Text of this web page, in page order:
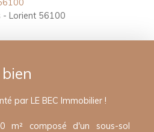
- Lorient 56100
par LE BEC Immobilier !
m² composé d'un sous-sol